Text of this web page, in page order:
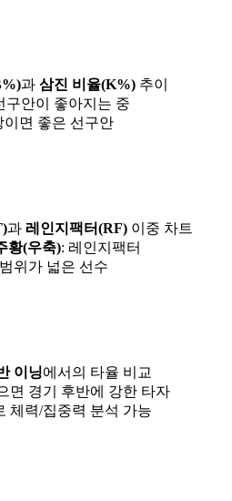
과 삼진 비율(K%) 추이
구안이 좋아지는 중
이면 좋은 선구안
과 레인지팩터(RF) 이중 차트
황(우축): 레인지팩터
위가 넓은 선수
이닝에서의 타율 비교
면 경기 후반에 강한 타자
체력/집중력 분석 가능